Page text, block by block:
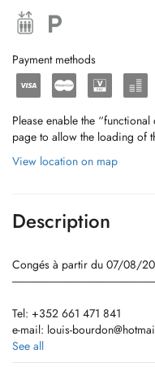
Payment methods
Please enable the
page to allow the loading of
View location on map
Description
Congés à partir du 07/08/
Tel: +352 661 471 841
e-mail: louis-
Ne réalise pas de
See all